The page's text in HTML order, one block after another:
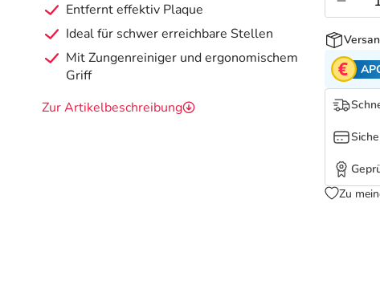
Entfernt effektiv Plaque
Ideal für schwer erreichbare Stellen
Mit Zungenreiniger und ergonomischem
Griff
Zur Artikelbeschreibung
Zu